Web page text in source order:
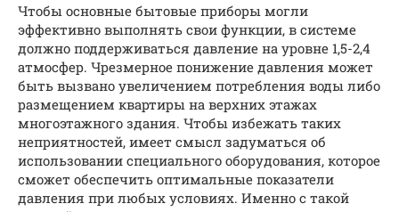
Чтобы основные бытовые приборы могли
эффективно выполнять свои функции, в системе
должно поддерживаться давление на уровне 1,5-2,4
атмосфер. Чрезмерное понижение давления может
быть вызвано увеличением потребления воды либо
размещением квартиры на верхних этажах
многоэтажного здания. Чтобы избежать таких
неприятностей, имеет смысл задуматься об
использовании специального оборудования, которое
сможет обеспечить оптимальные показатели
давления при любых условиях. Именно с такой